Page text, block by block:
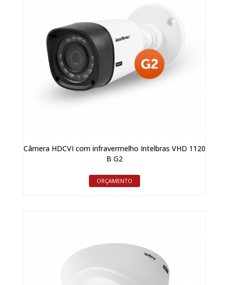
Câmera HDCVI com infravermelho Intelbras VHD 1120
B G2
ORÇAMENTO